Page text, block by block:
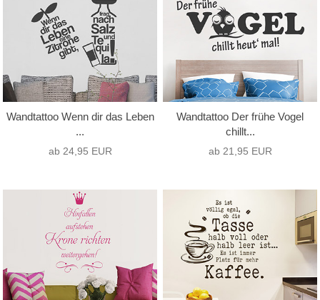
Wandtattoo Wenn dir das Leben
...
ab 24,95 EUR
Wandtattoo Der frühe Vogel
chillt...
ab 21,95 EUR